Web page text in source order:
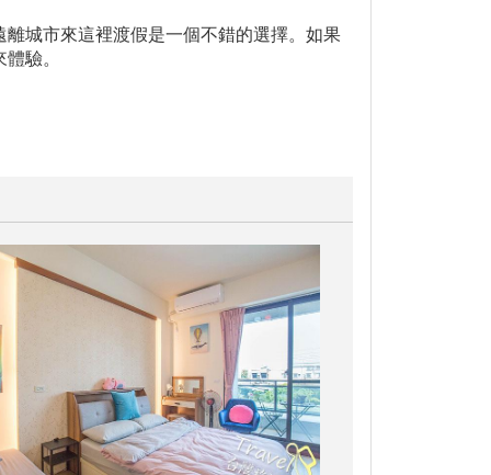
城市來這裡渡假是一個不錯的選擇。如果
驗。